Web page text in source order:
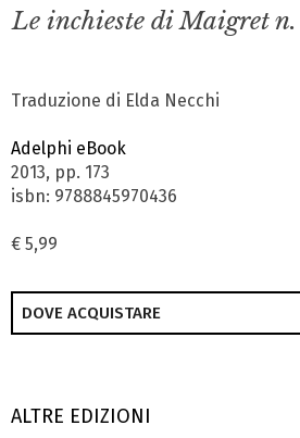
Le inchieste di Maigret
Traduzione di Elda Necchi
Adelphi eBook
2013, pp. 173
isbn: 9788845970436
€ 5,99
DOVE ACQUISTARE
ALTRE EDIZIONI